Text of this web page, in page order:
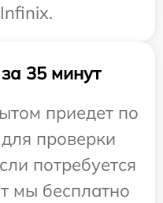
35 минут
приедет по
проверки
потребуется
мы бесплатно